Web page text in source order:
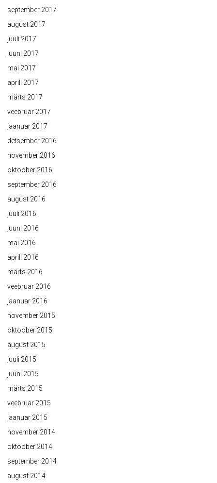
september 2017
august 2017
juuli 2017
juuni 2017
mai 2017
aprill 2017
märts 2017
veebruar 2017
jaanuar 2017
detsember 2016
november 2016
oktoober 2016
september 2016
august 2016
juuli 2016
juuni 2016
mai 2016
aprill 2016
märts 2016
veebruar 2016
jaanuar 2016
november 2015
oktoober 2015
august 2015
juuli 2015
juuni 2015
märts 2015
veebruar 2015
jaanuar 2015
november 2014
oktoober 2014
september 2014
august 2014